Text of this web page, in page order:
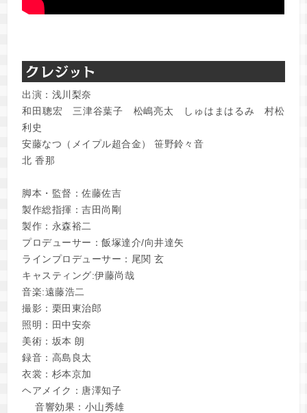
出演：浅川梨奈
和田聰宏 三津谷葉子 松嶋亮太 しゅはまはるみ 村松
利史
安藤なつ（メイプル超合金） 笹野鈴々音
北 香那
脚本・監督：佐藤佐吉
製作総指揮：吉田尚剛
製作：永森裕二
プロデューサー：飯塚達介/向井達矢
ラインプロデューサー：尾関 玄
キャスティング:伊藤尚哉
音楽:遠藤浩二
撮影：栗田東治郎
照明：田中安奈
美術：坂本 朗
録音：高島良太
衣裳：杉本京加
ヘアメイク：唐澤知子
音響効果：小山秀雄